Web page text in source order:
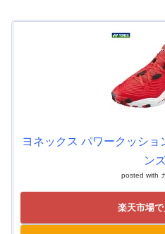
ヨネックス パワークッショ
ン
posted with
楽天市場で